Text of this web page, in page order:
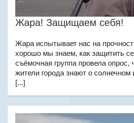
Жара! Защищаем себя!
Жара испытывает нас на
хорошо мы знаем, как защитить
съёмочная группа провела опрос,
жители города знают о солнечном
[...]